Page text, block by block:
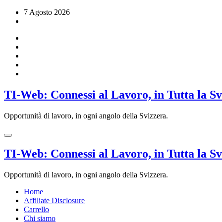
7 Agosto 2026
TI-Web: Connessi al Lavoro, in Tutta la
Opportunità di lavoro, in ogni angolo della Svizzera.
TI-Web: Connessi al Lavoro, in Tutta la
Opportunità di lavoro, in ogni angolo della Svizzera.
Home
Affiliate Disclosure
Carrello
Chi siamo